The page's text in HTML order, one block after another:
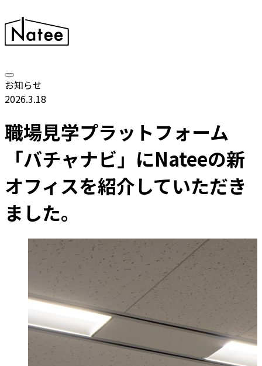
お知らせ
2026.3.18
職場見学プラットフォーム
「バチャナビ」にNateeの新
オフィスを紹介していただき
ました。